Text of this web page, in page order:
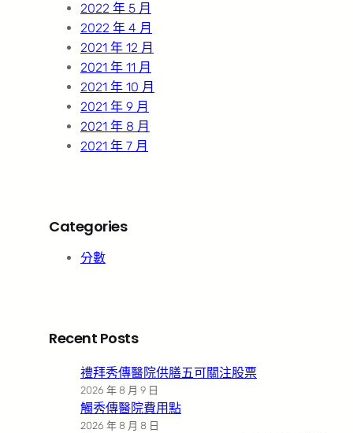
2022 年 5 月
2022 年 4 月
2021 年 12 月
2021 年 11 月
2021 年 10 月
2021 年 9 月
2021 年 8 月
2021 年 7 月
Categories
分數
Recent Posts
禮拜秀傳醫院供膳五可關注股票
2026 年 8 月 9 日
觸秀傳醫院費用點
2026 年 8 月 8 日